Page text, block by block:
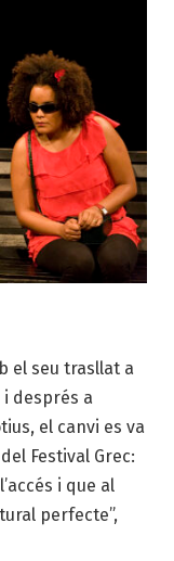
el seu trasllat a
i després a
el canvi es va
Festival Grec:
i que al
perfecte”,